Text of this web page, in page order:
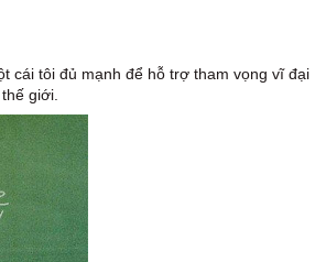
cái tôi đủ mạnh để hỗ trợ tham vọng vĩ đại
giới.